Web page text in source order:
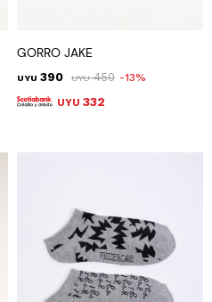
GORRO JAKE
UYU 390 UYU 450 13
UYU 332